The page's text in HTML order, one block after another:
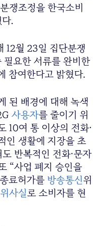
쟁조정을 한국소비
.
12월 23일 집단분쟁
요한 서류를 완비한
참여한다고 밝혔다.
된 배경에 대해 녹색
사용자를 줄이기 위
10여 통 이상의 전화·
인 생활에 지장을 초
반복적인 전화·문자
“사업 폐지 승인을
료허가를 방송통신위
사실로 소비자를 현